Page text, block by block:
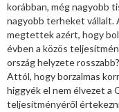
korábban, még nagyobb
nagyobb terheket vállalt.
megtettek azért, hogy
évben a közös
ország helyzete
Attól, hogy borzalmas
higgyék el nem élvezet a
teljesítményéről